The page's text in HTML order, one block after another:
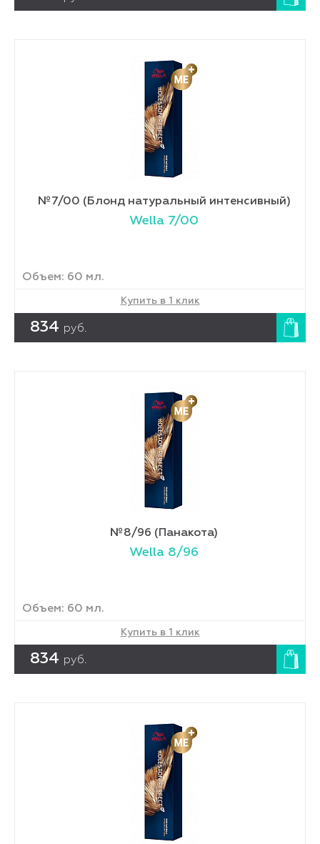
№7/00 (Блонд натуральный интенсивный)
Wella 7/00
Объем: 60 мл.
Купить в 1 клик
834 руб.
№8/96 (Панакота)
Wella 8/96
Объем: 60 мл.
Купить в 1 клик
834 руб.